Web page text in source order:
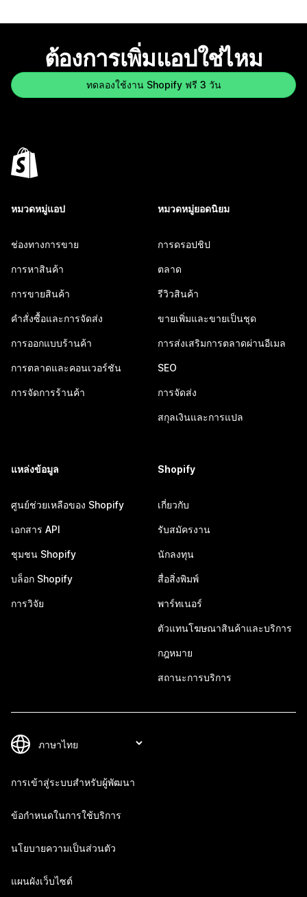
ต้องการเพิ่มแอปใช่ไหม
ทดลองใช้งาน Shopify ฟรี 3 วัน
หมวดหมู่แอป
ช่องทางการขาย
การหาสินค้า
การขายสินค้า
คำสั่งซื้อและการจัดส่ง
การออกแบบร้านค้า
การตลาดและคอนเวอร์ชัน
การจัดการร้านค้า
หมวดหมู่ยอดนิยม
การดรอปชิป
ตลาด
รีวิวสินค้า
ขายเพิ่มและขายเป็นชุด
การส่งเสริมการตลาดผ่านอีเมล
SEO
การจัดส่ง
สกุลเงินและการแปล
แหล่งข้อมูล
ศูนย์ช่วยเหลือของ Shopify
เอกสาร API
ชุมชน Shopify
บล็อก Shopify
การวิจัย
Shopify
เกี่ยวกับ
รับสมัครงาน
นักลงทุน
สื่อสิ่งพิมพ์
พาร์ทเนอร์
ตัวแทนโฆษณาสินค้าและบริการ
กฎหมาย
สถานะการบริการ
การเข้าสู่ระบบสำหรับผู้พัฒนา
ข้อกำหนดในการใช้บริการ
นโยบายความเป็นส่วนตัว
แผนผังเว็บไซต์